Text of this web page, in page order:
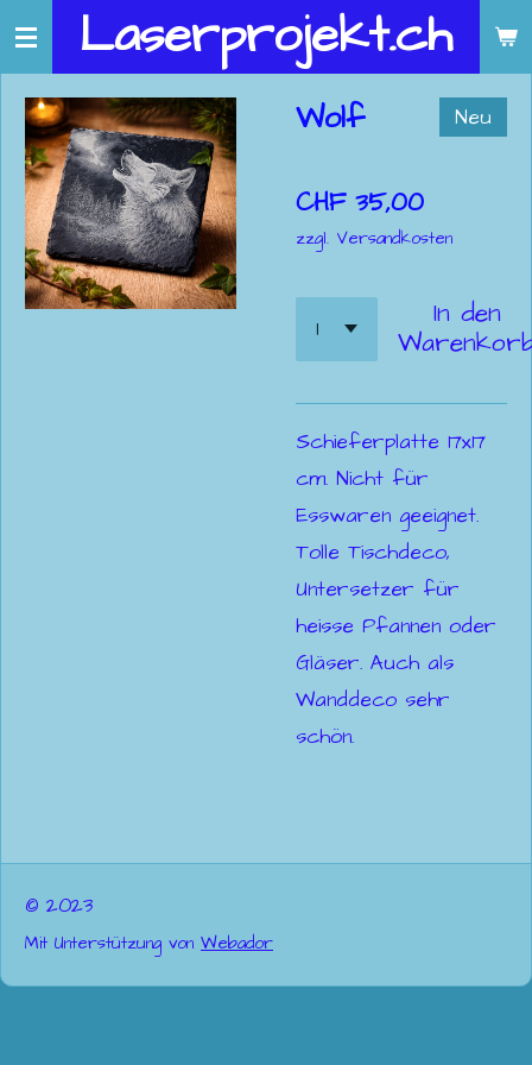
Zum
springen
Laserprojekt.ch
Wolf Neu
CHF 35,00
zzgl. Versandkosten
In den
Schieferplatte 17x17
cm. Nicht für
Esswaren geeignet.
Tolle Tischdeco,
Untersetzer für
heisse Pfannen oder
Gläser. Auch als
Wanddeco sehr
schön.
© 2023
Mit Unterstützung von Webador